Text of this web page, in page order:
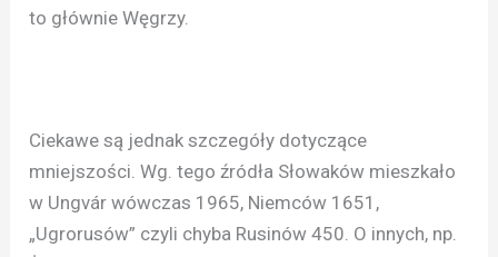
to głównie Węgrzy.
Ciekawe są jednak szczegóły dotyczące
mniejszości. Wg. tego źródła Słowaków mieszkało
w Ungvár wówczas 1965, Niemców 1651,
„Ugrorusów” czyli chyba Rusinów 450. O innych, np.